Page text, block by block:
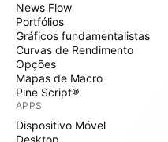
News Flow
Portfólios
Gráficos fundamentalistas
Curvas de Rendimento
Opções
Mapas de Macro
Pine Script®
APPS
Dispositivo Móvel
Desktop